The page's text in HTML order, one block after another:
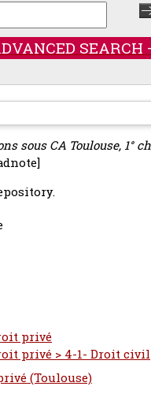
SEARCH
sous CA Toulouse, 1°
privé
privé > 4-1- Droit civil
(Toulouse)